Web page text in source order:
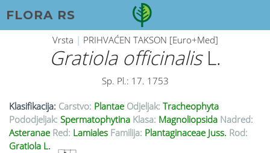
FLORA RS
Vrsta | PRIHVAĆEN TAKSON [Euro+Med]
Gratiola officinalisL.
Sp. Pl.: 17. 1753
Klasifikacija: Carstvo: Plantae Odjeljak: Tracheophyta
Pododjeljak: Spermatophytina Klasa: Magnoliopsida Nadred:
Asteranae Red: Lamiales Familija: Plantaginaceae Juss. Rod:
Gratiola L.